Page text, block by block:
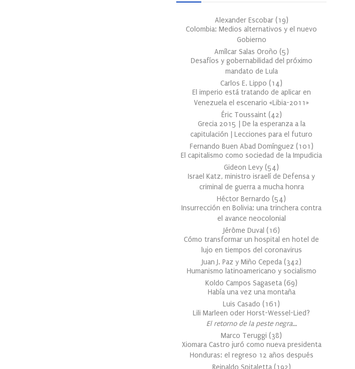
Alexander Escobar (19)
Colombia: Medios alternativos y el nuevo
Gobierno
Amílcar Salas Oroño (5)
Desafíos y gobernabilidad del próximo
mandato de Lula
Carlos E. Lippo (14)
El imperio está tratando de aplicar en
Venezuela el escenario «Libia-2011»
Éric Toussaint (42)
Grecia 2015 | De la esperanza a la
capitulación | Lecciones para el futuro
Fernando Buen Abad Domínguez (101 )
El capitalismo como sociedad de la Impudicia
Gideon Levy (54)
Israel Katz, ministro israelí de Defensa y
criminal de guerra a mucha honra
Héctor Bernardo (54)
Insurrección en Bolivia: una trinchera contra
el avance neocolonial
Jérôme Duval (16)
Cómo transformar un hospital en hotel de
lujo en tiempos del coronavirus
Juan J. Paz y Miño Cepeda (342)
Humanismo latinoamericano y socialismo
Koldo Campos Sagaseta (69)
Había una vez una montaña
Luis Casado (161 )
Lili Marleen oder Horst-Wessel-Lied?
El retorno de la peste negra…
Marco Teruggi (38)
Xiomara Castro juró como nueva presidenta
Honduras: el regreso 12 años después